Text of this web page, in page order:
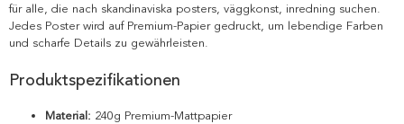
für alle, die nach skandinaviska posters, väggkonst, inredning suchen.
Jedes Poster wird auf Premium-Papier gedruckt, um lebendige Farben
und scharfe Details zu gewährleisten.
Produktspezifikationen
Material: 240g Premium-Mattpapier